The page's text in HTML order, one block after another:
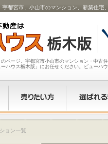
都宮市、小山市のマンション、新築住宅
ページ。宇都宮市小山市のマンション・中古
ハウス栃木版」にお任せください。ビューハ
ョン一覧